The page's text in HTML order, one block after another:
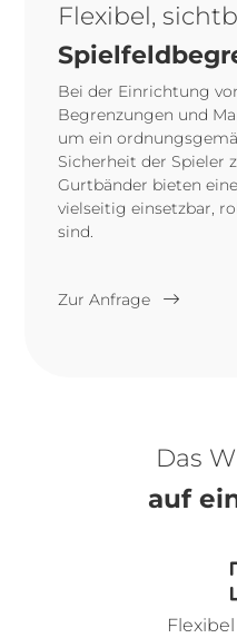
Flexibel,
Bei der Einrichtung
Begrenzungen und
um ein
Sicherheit der Spieler
Gurtbänder bieten
vielseitig einsetzbar,
sind.
Zur Anfrage
Das
auf